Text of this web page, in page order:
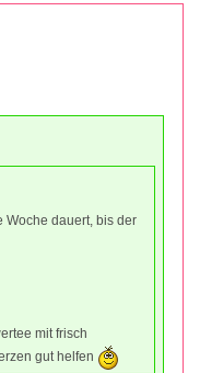
Woche dauert, bis der
mit frisch
gut helfen